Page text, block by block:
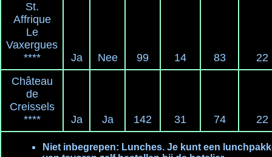
St.
Affrique
Le
Vaxergues
****
Ja Nee 99 14 83
22
Château
de
Creissels
****
Ja Ja 142 31 74 22
Niet inbegrepen: Lunches. Je kunt een